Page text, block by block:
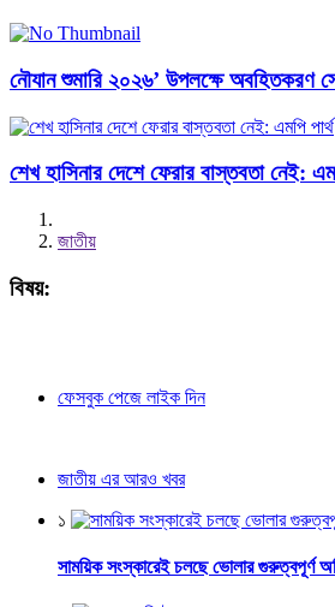
নৌযান শুমারি ২০২৬’ উপলক্ষে অবহিতকরণ
শেখ হাসিনার দেশে ফেরার বাস্তবতা নেই:
জাতীয়
বিষয়:
ফেসবুক পেজে লাইক দিন
জাতীয় এর আরও খবর
১
সাময়িক সংস্কারেই চলছে ভোলার গুরুত্বপূর্ণ